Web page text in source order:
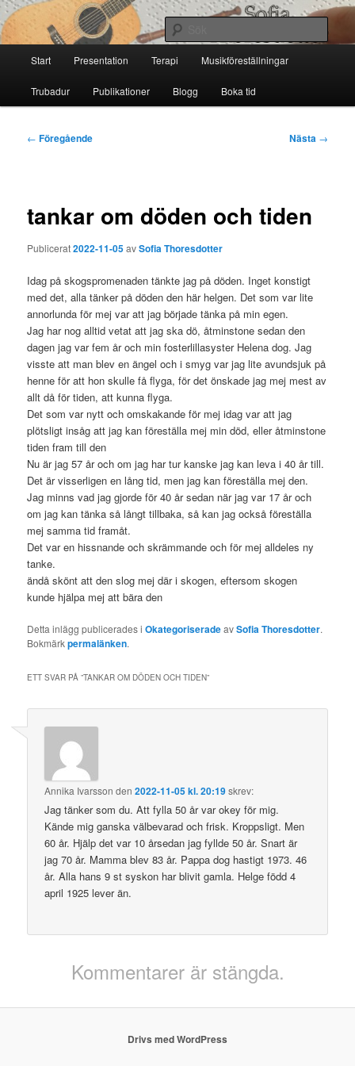
Hoppa
till
primärt
innehållSofia Thoresdotter
Start Presentation Terapi Musikföreställningar
Trubadur Publikationer Blogg Boka tid
Inläggsnavigering
← Föregående Nästa →
tankar om döden och tiden
Publicerat2022-11-05avSofia Thoresdotter
Idag på skogspromenaden tänkte jag på döden. Inget konstigt
med det, alla tänker på döden den här helgen. Det som var lite
annorlunda för mej var att jag började tänka på min egen.
Jag har nog alltid vetat att jag ska dö, åtminstone sedan den
dagen jag var fem år och min fosterlillasyster Helena dog. Jag
visste att man blev en ängel och i smyg var jag lite avundsjuk på
henne för att hon skulle få flyga, för det önskade jag mej mest av
allt då för tiden, att kunna flyga.
Det som var nytt och omskakande för mej idag var att jag
plötsligt insåg att jag kan föreställa mej min död, eller åtminstone
tiden fram till den
Nu är jag 57 år och om jag har tur kanske jag kan leva i 40 år till.
Det är visserligen en lång tid, men jag kan föreställa mej den.
Jag minns vad jag gjorde för 40 år sedan när jag var 17 år och
om jag kan tänka så långt tillbaka, så kan jag också föreställa
mej samma tid framåt.
Det var en hissnande och skrämmande och för mej alldeles ny
tanke.
ändå skönt att den slog mej där i skogen, eftersom skogen
kunde hjälpa mej att bära den
Detta inlägg publicerades iOkategoriseradeavSofia Thoresdotter.
Bokmärkpermalänken.
ETT SVAR PÅ ”TANKAR OM DÖDEN OCH TIDEN”
Annika Ivarsson den2022-11-05 kl. 20:19skrev:
Jag tänker som du. Att fylla 50 år var okey för mig.
Kände mig ganska välbevarad och frisk. Kroppsligt. Men
60 år. Hjälp det var 10 årsedan jag fyllde 50 år. Snart är
jag 70 år. Mamma blev 83 år. Pappa dog hastigt 1973. 46
år. Alla hans 9 st syskon har blivit gamla. Helge född 4
april 1925 lever än.
Kommentarer är stängda.
Drivs med WordPress